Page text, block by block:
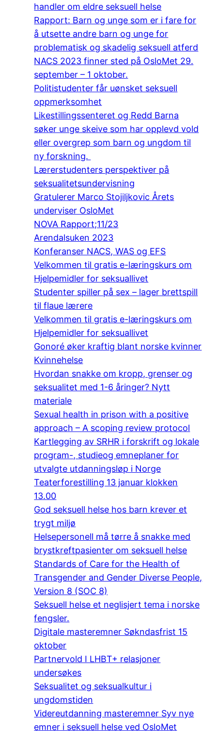
handler om eldre seksuell helse
Rapport: Barn og unge som er i fare for
å utsette andre barn og unge for
problematisk og skadelig seksuell atferd
NACS 2023 finner sted på OsloMet 29.
september – 1 oktober.
Politistudenter får uønsket seksuell
oppmerksomhet
Likestillingssenteret og Redd Barna
søker unge skeive som har opplevd vold
eller overgrep som barn og ungdom til
ny forskning.
Lærerstudenters perspektiver på
seksualitetsundervisning
Gratulerer Marco Stojiljkovic Årets
underviser OsloMet
NOVA Rapport;11/23
Arendalsuken 2023
Konferanser NACS, WAS og EFS
Velkommen til gratis e-læringskurs om
Hjelpemidler for seksuallivet
Studenter spiller på sex – lager brettspill
til flaue lærere
Velkommen til gratis e-læringskurs om
Hjelpemidler for seksuallivet
Gonoré øker kraftig blant norske kvinner
Kvinnehelse
Hvordan snakke om kropp, grenser og
seksualitet med 1-6 åringer? Nytt
materiale
Sexual health in prison with a positive
approach – A scoping review protocol
Kartlegging av SRHR i forskrift og lokale
program-, studieog emneplaner for
utvalgte utdanningsløp i Norge
Teaterforestilling 13 januar klokken
13.00
God seksuell helse hos barn krever et
trygt miljø
Helsepersonell må tørre å snakke med
brystkreftpasienter om seksuell helse
Standards of Care for the Health of
Transgender and Gender Diverse People,
Version 8 (SOC 8)
Seksuell helse et neglisjert tema i norske
fengsler.
Digitale masteremner Søkndasfrist 15
oktober
Partnervold I LHBT+ relasjoner
undersøkes
Seksualitet og seksualkultur i
ungdomstiden
Videreutdanning masteremner Syv nye
emner i seksuell helse ved OsloMet